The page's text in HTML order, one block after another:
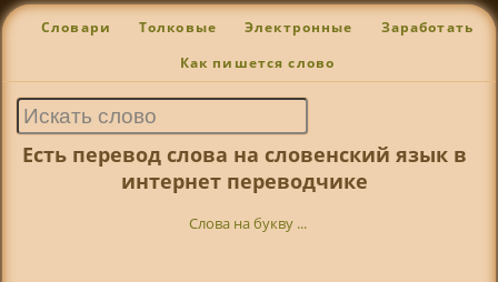
Словари Толковые Электронные Заработать
Как пишется слово
Есть перевод слова на словенский язык в
интернет переводчике
Слова на букву ...